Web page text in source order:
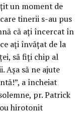
un moment de
tinerii s-au pus
că ați încercat în
ați învățat de la
să fiți chip al
să ne ajute
a încheiat
pr. Patrick
hirotonit